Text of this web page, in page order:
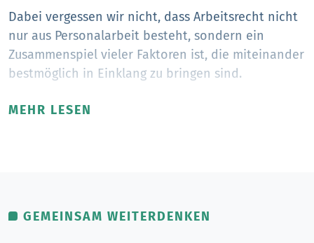
Dabei vergessen wir nicht, dass Arbeitsrecht nicht
nur aus Personalarbeit besteht, sondern ein
Zusammenspiel vieler Faktoren ist, die miteinander
bestmöglich in Einklang zu bringen sind.
MEHR LESEN
GEMEINSAM WEITERDENKEN